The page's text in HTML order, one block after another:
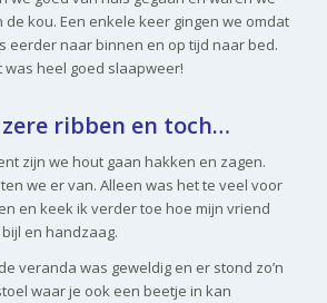
de kou. Een enkele keer gingen we omdat
eerder naar binnen en op tijd naar bed.
was heel goed slaapweer!
ribben en toch…
zijn we hout gaan hakken en zagen.
we er van. Alleen was het te veel voor
en keek ik verder toe hoe mijn vriend
en handzaag.
veranda was geweldig en er stond zo’n
waar je ook een beetje in kan